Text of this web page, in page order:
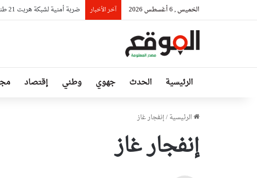
الخميس , 6 أغسطس 2026 آخر الأخبار ضربة أمنية لشبكة هربت 21 طنا من الكوكايين إلى أوروبا بتمويل من مستثمرين في الإمارات
الرئيسية الحدث جهوي وطني إقتصاد
الرئيسية/إنفجار غاز
إنفجار غاز